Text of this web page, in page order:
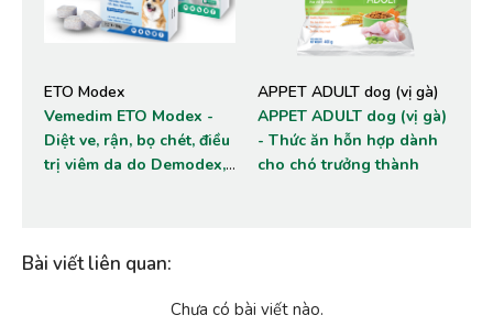
ETO Modex
Vemedim ETO Modex -
Diệt ve, rận, bọ chét, điều
trị viêm da do Demodex,
APPET ADULT dog (vị gà)
APPET ADULT dog (vị gà)
- Thức ăn hỗn hợp dành
cho chó trưởng thành
Bài viết liên quan:
Chưa có bài viết nào.